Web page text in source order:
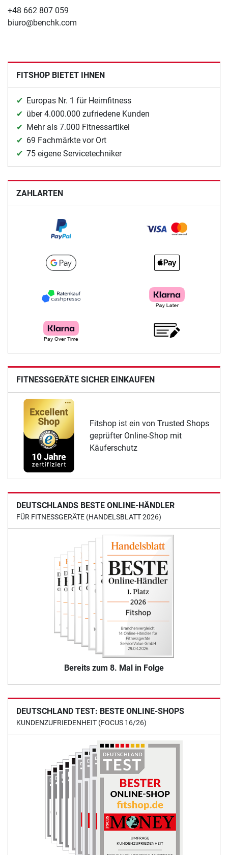
+48 662 807 059
biuro@benchk.com
FITSHOP BIETET IHNEN
Europas Nr. 1 für Heimfitness
über 4.000.000 zufriedene Kunden
Mehr als 7.000 Fitnessartikel
69 Fachmärkte vor Ort
75 eigene Servicetechniker
ZAHLARTEN
FITNESSGERÄTE SICHER EINKAUFEN
Fitshop ist ein von Trusted Shops
geprüfter Online-Shop mit
Käuferschutz
DEUTSCHLANDS BESTE ONLINE-HÄNDLER
FÜR FITNESSGERÄTE (HANDELSBLATT 2026)
Bereits zum 8. Mal in Folge
DEUTSCHLAND TEST: BESTE ONLINE-SHOPS
KUNDENZUFRIEDENHEIT (FOCUS 16/26)